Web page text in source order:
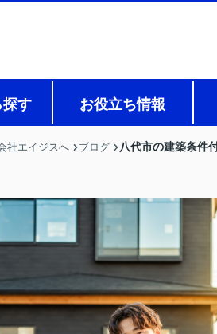
探す お役立ち情報
社エイジスへ ブログ 八代市の建築条件